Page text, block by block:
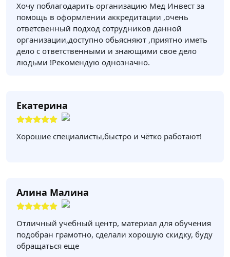
Хочу поблагодарить организацию Мед Инвест за
помощь в оформлении аккредитации ,очень
ответсвенный подход сотрудников данной
организации,доступно обьясняют ,приятно иметь
дело с ответственными и знающими свое дело
людьми !Рекомендую однозначно.
Екатерина
Хорошие специалисты,быстро и чётко работают!
Алина Малина
Отличный учебный центр, материал для обучения
подобран грамотно, сделали хорошую скидку, буду
обращаться еще